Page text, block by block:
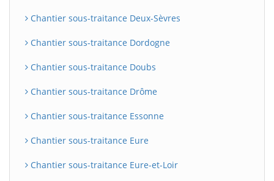
Chantier sous-traitance Deux-Sèvres
Chantier sous-traitance Dordogne
Chantier sous-traitance Doubs
Chantier sous-traitance Drôme
Chantier sous-traitance Essonne
Chantier sous-traitance Eure
Chantier sous-traitance Eure-et-Loir